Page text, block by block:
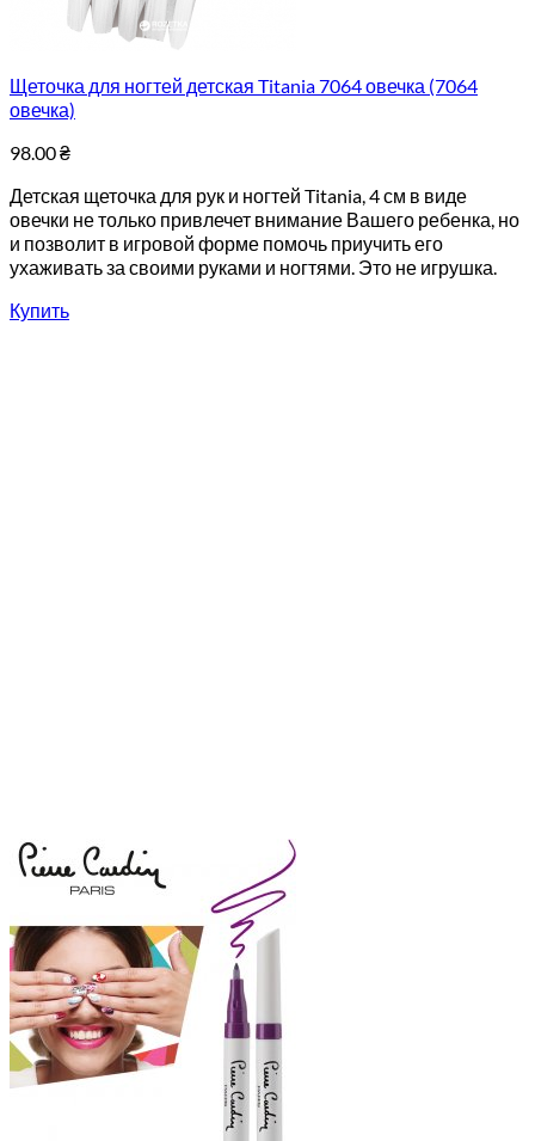
Щеточка для ногтей детская Titania 7064 овечка (7064
овечка)
98.00₴
Детская щеточка для рук и ногтей Titania, 4 см в виде
овечки не только привлечет внимание Вашего ребенка, но
и позволит в игровой форме помочь приучить его
ухаживать за своими руками и ногтями. Это не игрушка.
Купить